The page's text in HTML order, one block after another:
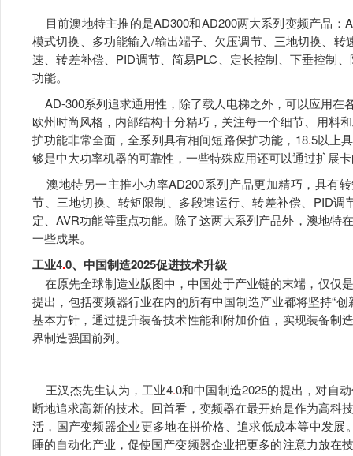
目前澳地特主推的是AD300和AD200两大系列变频产品：
模式切换、多功能输入/输出端子、欠压调节、三地切换、
速、转差补偿、PID调节、简易PLC、定长控制、下垂控制
功能。
AD-300系列追求通用性，除了载人电梯之外，可以应用在
欧州时尚风格，内部结构十分精巧，关注每一个细节、用料
护功能非常全面，全系列具有相间短路保护功能，18.5以上
够是中大功率机器的可靠性，一些特殊应用还可以通过扩展
澳地特另一主推小功率AD200系列产品更加精巧，具有
节、三地切换、转矩限制、多段速运行、转差补偿、PID
定、AVR功能等重点功能。除了这两大系列产品外，澳地特
一些成果。
工业4.0、中国制造2025促进技术升级
在原先全球制造业版图中，中国处于产业链的末端，仅仅
提出，包括变频器行业在内的所有中国制造产业都将坚持“
基本方针，通过提升装备技术性能和附加价值，实现装备制
界制造强国前列。
王汉杰先生认为，工业4.0和中国制造2025的提出，对自
断地追求高新的技术。回首看，变频器在最开始是作为高科
活，国产变频器企业更多地在拼价格、追求低成本等中发展
睡的自动化产业，促使国产变频器企业把更多的注意力放在